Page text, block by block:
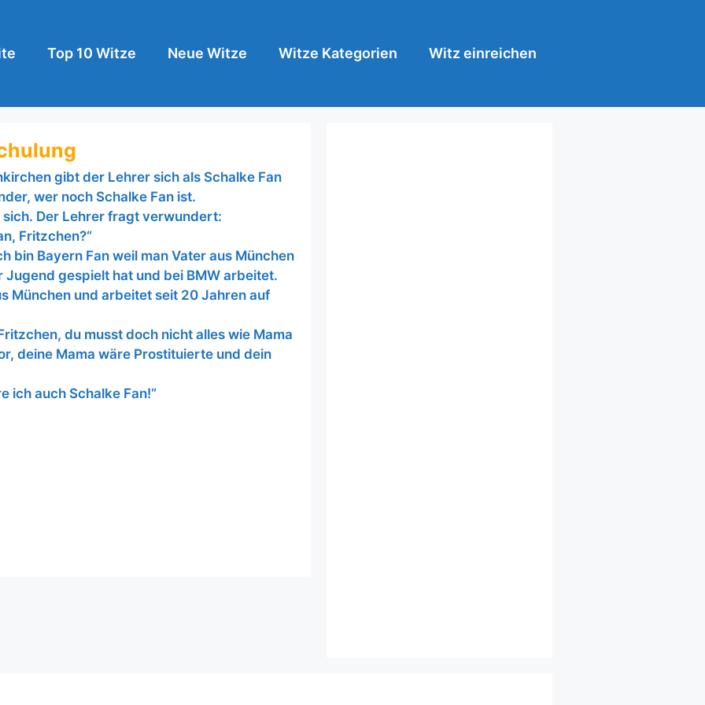
Top 10 Witze Neue Witze Witze Kategorien Witz einreichen
gibt der Lehrer sich als Schalke Fan
wer noch Schalke Fan ist.
Der Lehrer fragt verwundert:
Fritzchen?“
bin Bayern Fan weil man Vater aus München
Jugend gespielt hat und bei BMW arbeitet.
München und arbeitet seit 20 Jahren auf
du musst doch nicht alles wie Mama
deine Mama wäre Prostituierte und dein
ich auch Schalke Fan!“